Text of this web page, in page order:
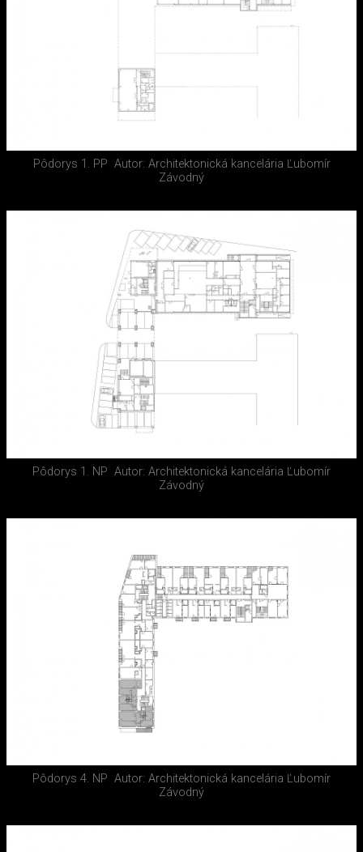
Pôdorys 1. PP Autor: Architektonická kancelária Ľubomír
Závodný
Pôdorys 1. NP Autor: Architektonická kancelária Ľubomír
Závodný
Pôdorys 4. NP Autor: Architektonická kancelária Ľubomír
Závodný